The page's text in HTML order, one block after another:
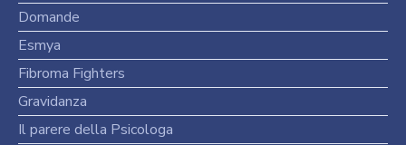
Domande
Esmya
Fibroma Fighters
Gravidanza
Il parere della Psicologa